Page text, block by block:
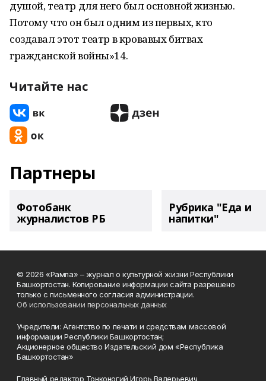
душой, театр для него был основной жизнью.
Потому что он был одним из первых, кто
создавал этот театр в кровавых битвах
гражданской войны»14.
Читайте нас
Партнеры
Фотобанк
журналистов РБ
Рубрика "Еда и
напитки"
© 2026 «Рампа» – журнал о культурной жизни Республики
Башкортостан. Копирование информации сайта разрешено
только с письменного согласия администрации.
Об использовании персональных данных
Учредители: Агентство по печати и средствам массовой
информации Республики Башкортостан;
Акционерное общество Издательский дом «Республика
Башкортостан»
Главный редактор Тонконогий Игорь Валерьевич